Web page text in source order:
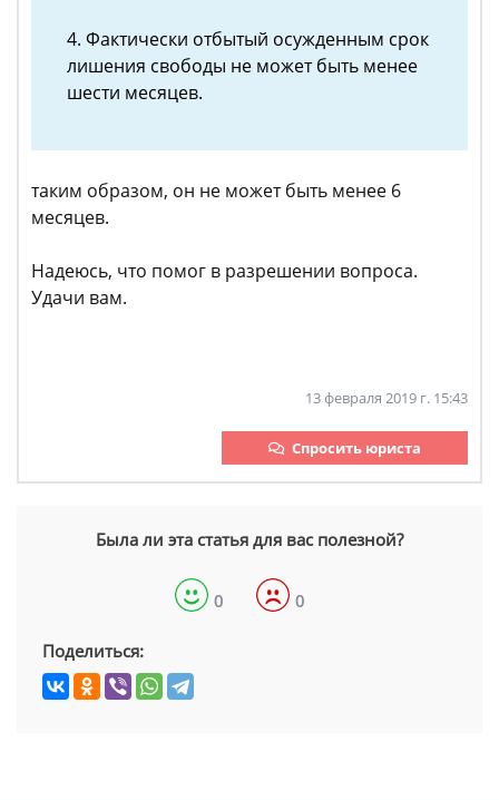
4. Фактически отбытый осужденным срок
лишения свободы не может быть менее
шести месяцев.
таким образом, он не может быть менее 6
месяцев.
Надеюсь, что помог в разрешении вопроса.
Удачи вам.
13 февраля 2019 г. 15:43
Спросить юриста
Была ли эта статья для вас полезной?
0 0
Поделиться: